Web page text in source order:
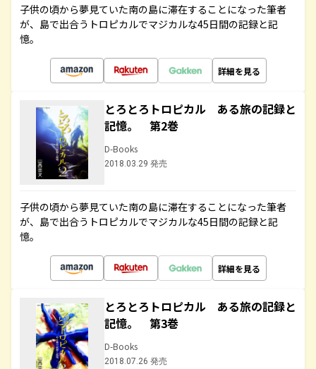
子供の頃から夢見ていた南の島に滞在することになった筆者
が、島で出合うトロピカルでマジカルな45日間の記録と記
憶。
詳細を見る
とろとろトロピカル ある旅の記録と
記憶。 第2巻
D-Books
2018.03.29 発売
子供の頃から夢見ていた南の島に滞在することになった筆者
が、島で出合うトロピカルでマジカルな45日間の記録と記
憶。
詳細を見る
とろとろトロピカル ある旅の記録と
記憶。 第3巻
D-Books
2018.07.26 発売